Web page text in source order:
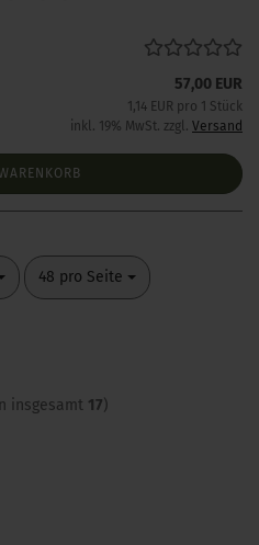
57,00 EUR
1,14 EUR pro 1 Stück
inkl. 19% MwSt. zzgl. Versand
48 pro Seite
pro Seite
insgesamt 17)